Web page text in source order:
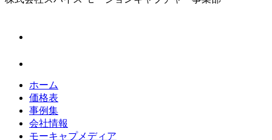
ホーム
価格表
事例集
会社情報
モーキャプメディア